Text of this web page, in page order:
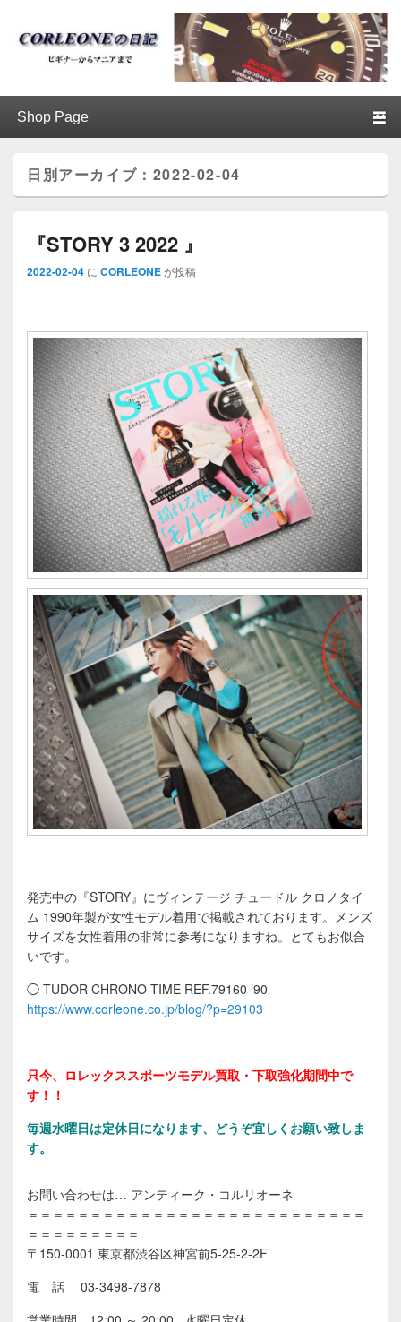
ブログ / アンティークロレックス
│CORLEONE
日別アーカイブ： 2022-02-04
『STORY 3 2022 』
2022-02-04 に CORLEONEが投稿
発売中の『STORY』にヴィンテージ チュードル クロノタイ
ム 1990年製が女性モデル着用で掲載されております。メンズ
サイズを女性着用の非常に参考になりますね。とてもお似合
いです。
◯ TUDOR CHRONO TIME REF.79160 ’90
https://www.corleone.co.jp/blog/?p=29103
只今、ロレックススポーツモデル買取・下取強化期間中で
す！！
毎週水曜日は定休日になります、どうぞ宜しくお願い致しま
す。
お問い合わせは… アンティーク・コルリオーネ
＝＝＝＝＝＝＝＝＝＝＝＝＝＝＝＝＝＝＝＝＝＝＝＝＝＝＝
＝＝＝＝＝＝＝＝＝
〒150-0001 東京都渋谷区神宮前5-25-2-2F
電 話 03-3498-7878